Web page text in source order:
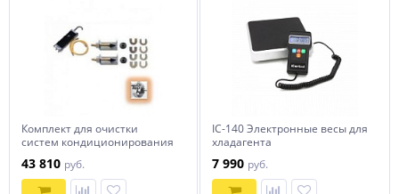
Комплект для очистки
систем кондиционирования
43 810 руб.
IC-140 Электронные весы для
хладагента
7 990 руб.